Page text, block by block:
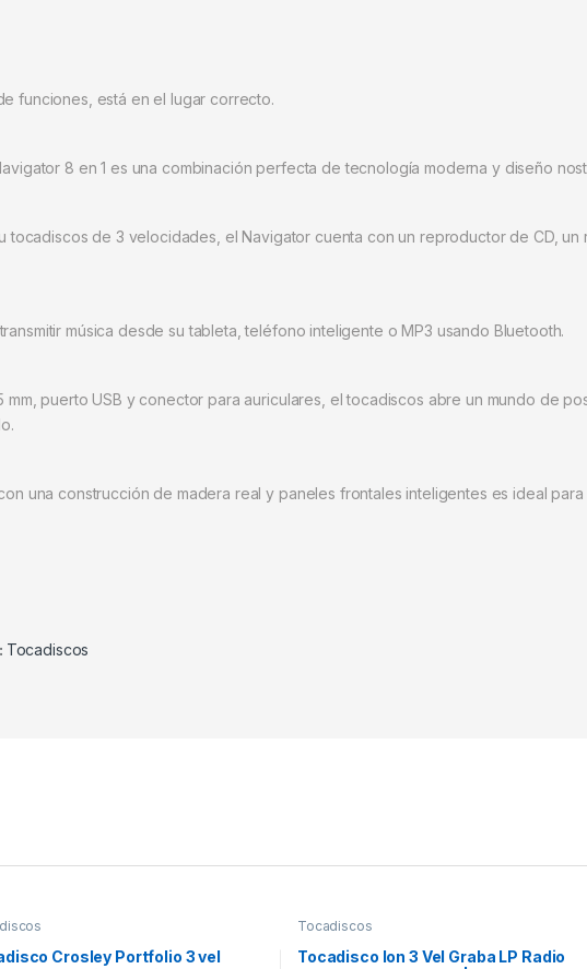
funciones, está en el lugar correcto.
8 en 1 es una combinación perfecta de tecnología moderna y diseño
tocadiscos de 3 velocidades, el Navigator cuenta con un reproductor de CD,
música desde su tableta, teléfono inteligente o MP3 usando Bluetooth.
puerto USB y conector para auriculares, el tocadiscos abre un mundo de
una construcción de madera real y paneles frontales inteligentes es ideal
Tocadiscos
Crosley Portfolio 3 vel
Tocadiscos
Tocadisco Ion 3 Vel Graba LP Radio